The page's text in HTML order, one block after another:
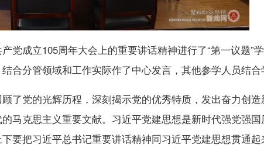
党成立105周年大会上的重要讲话精神进行了“第一议题”
合分管领域和工作实际作了中心发言，其他参学人员结合
了党的光辉历程，深刻揭示党的优秀特质，发出奋力创
马克思主义重要文献。习近平党建思想是新时代强党强
要把习近平总书记重要讲话精神同习近平党建思想贯通